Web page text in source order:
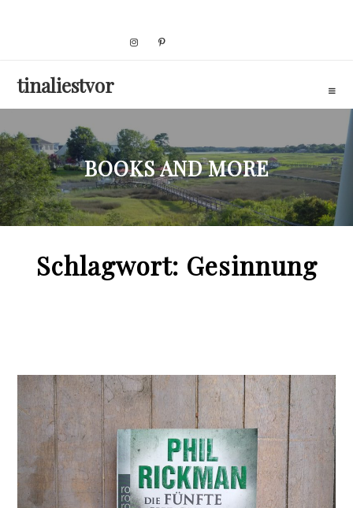
tinaliestvor
BOOKS AND MORE
Schlagwort: Gesinnung